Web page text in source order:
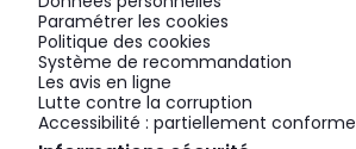
Paramétrer les cookies
Politique des cookies
Système de recommandation
Les avis en ligne
Lutte contre la corruption
Accessibilité : partiellement conforme